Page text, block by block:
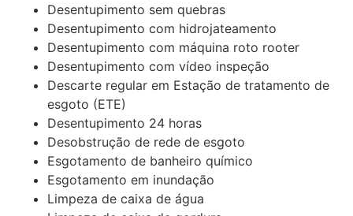
Desentupimento sem quebras
Desentupimento com hidrojateamento
Desentupimento com máquina roto rooter
Desentupimento com vídeo inspeção
Descarte regular em Estação de tratamento de
esgoto (ETE)
Desentupimento 24 horas
Desobstrução de rede de esgoto
Esgotamento de banheiro químico
Esgotamento em inundação
Limpeza de caixa de água